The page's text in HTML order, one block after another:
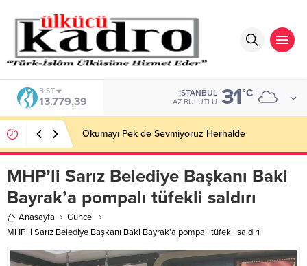
BIST
13.779,39
İSTANBUL
AZ BULUTLU 31°C
Okumayı Pek de Sevmiyoruz Herhalde
MHP’li Sarız Belediye Başkanı Baki
Bayrak’a pompalı tüfekli saldırı
Anasayfa
Güncel
MHP’li Sarız Belediye Başkanı Baki Bayrak’a pompalı tüfekli saldırı